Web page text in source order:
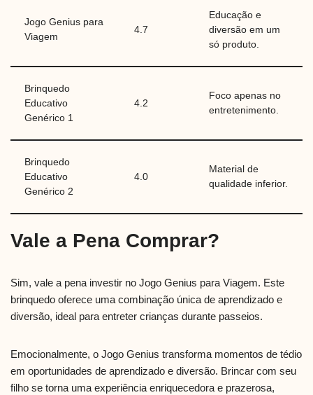
Jogo Genius para
Viagem
4.7
Educação e
diversão em um
só produto.
Brinquedo
Educativo
Genérico 1
4.2
Foco apenas no
entretenimento.
Brinquedo
Educativo
Genérico 2
4.0
Material de
qualidade inferior.
Vale a Pena Comprar?
Sim, vale a pena investir no Jogo Genius para Viagem. Este
brinquedo oferece uma combinação única de aprendizado e
diversão, ideal para entreter crianças durante passeios.
Emocionalmente, o Jogo Genius transforma momentos de tédio
em oportunidades de aprendizado e diversão. Brincar com seu
filho se torna uma experiência enriquecedora e prazerosa,